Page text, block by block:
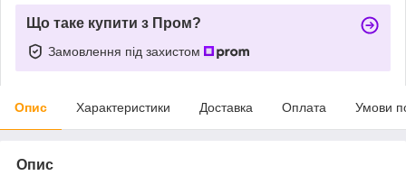
Що таке купити з Пром?
Замовлення під захистом
Опис Характеристики Доставка Оплата Умови
Опис